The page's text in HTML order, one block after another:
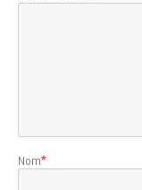
Nom*